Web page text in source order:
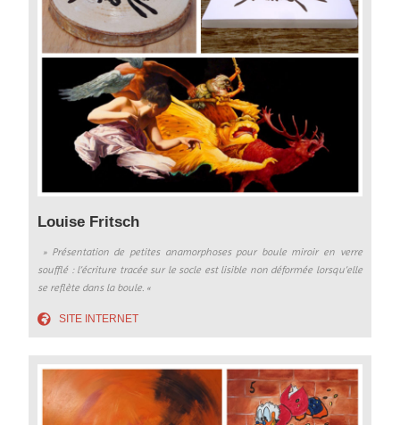
Louise Fritsch
» Présentation de petites anamorphoses pour boule miroir en verre
soufflé : l’écriture tracée sur le socle est lisible non déformée lorsqu’elle
se reflète dans la boule. «
SITE INTERNET